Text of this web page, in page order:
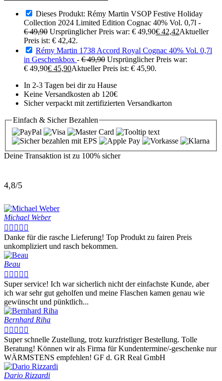
Dieses Produkt: Rémy Martin VSOP Festive Holiday
Collection 2024 Limited Edition Cognac 40% Vol. 0,7l -
€49,90 Ursprünglicher Preis war: € 49,90€ 42,42Aktueller
Preis ist: € 42,42.
Rémy Martin 1738 Accord Royal Cognac 40% Vol. 0,7l
in Geschenkbox - €49,90 Ursprünglicher Preis war:
€ 49,90€ 45,90Aktueller Preis ist: € 45,90.
In 2-3 Tagen bei dir zu Hause
Keine Versandkosten ab 120€
Sicher verpackt mit zertifizierten Versandkarton
Einfach & SicherBezahlen
Deine Transaktion ist zu 100% sicher
4,8/5
Michael Weber
    
Danke für die rasche Lieferung! Top Produkt zu fairen Preis
unkompliziert und rasch bekommen.
Beau
    
Super service! Ich war sicherlich nicht der einfachste Kunde, aber
ich war sehr gut geholfen und meine Flaschen kamen genau wie
gewünscht und pünktlich...
Bernhard Riha
    
Super schnelle Zustellung, trotz kurzfristiger Bestellung. Tolle
Beratung! Können wir als Firma für Kundentermine/-geschenke nur
WÄRMSTENS empfehlen! GF d. GR Real GmbH
Dario Rizzardi